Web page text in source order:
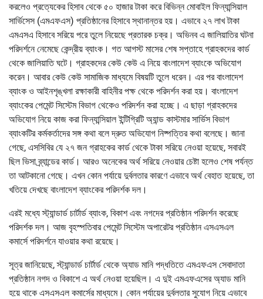
করলেও প্রত্যেকের হিসাব থেকে ৫০ হাজার টাকা করে বিভিন্ন মোবাইল ফিন্যান্সিয়াল
সার্ভিসেস (এমএফএস) প্রতিষ্ঠানের হিসাবে স্থানান্তর হয়। এভাবে ২৭ লাখ টাকা
এমএসএ হিসাবে সরিয়ে পরে তুলে নিয়েছে প্রতারক চক্র। অভিনব এ জালিয়াতির ঘটনা
পরিদর্শনে নেমেছে কেন্দ্রীয় ব্যাংক। গত আগস্ট মাসের শেষ সপ্তাহে গ্রাহকদের কার্ড
থেকে জালিয়াতি ঘটে। গ্রাহকদের কেউ কেউ এ নিয়ে বাংলাদেশ ব্যাংকে অভিযোগ
করেন। আবার কেউ কেউ সামাজিক মাধ্যমে বিষয়টি তুলে ধরেন। এর পর বাংলাদেশ
ব্যাংক ও আইনশৃঙ্খলা রক্ষাকারী বাহিনীর পক্ষ থেকে পরিদর্শন করা হয়। বাংলাদেশ
ব্যাংকের পেমেন্ট সিস্টেম বিভাগ থেকেও পরিদর্শন করা হচ্ছে। এ ছাড়া গ্রাহকদের
অভিযোগ নিয়ে কাজ করা ফিন্যান্সিয়াল ইন্টিগ্রিটি অ্যান্ড কাস্টমার সার্ভিস বিভাগ
ব্যাংকটির কর্মকর্তাদের সঙ্গ কথা বলে দ্রুত অভিযোগ নিষ্পত্তির কথা বলেছে। জানা
গেছে, এসসিবির যে ২৭ জন গ্রাহকের কার্ড থেকে টাকা সরিয়ে নেওয়া হয়েছে, সবারই
ছিল ভিসা ব্র্যান্ডের কার্ড। আরও অনেকের অর্থ সরিয়ে নেওয়ার চেষ্টা হলেও শেষ পর্যন্ত
তা আটকানো গেছে। এখন কোন পর্যায়ে দুর্বলতার কারণে এভাবে অর্থ বেহাত হয়েছে, তা
খতিয়ে দেখছে বাংলাদেশ ব্যাংকের পরিদর্শক দল।
এরই মধ্যে স্ট্যান্ডার্ড চার্টার্ড ব্যাংক, বিকাশ এবং নগদের প্রতিষ্ঠান পরিদর্শন করেছে
পরিদর্শক দল। আজ বৃহস্পতিবার পেমেন্ট সিস্টেম অপারেটর প্রতিষ্ঠান এসএসএল
কমার্সে পরিদর্শনে যাওয়ার কথা রয়েছে।
সূত্র জানিয়েছে, স্ট্যান্ডার্ড চার্টার্ড থেকে অ্যাড মানি পদ্ধতিতে এমএফএস সেবাদাতা
প্রতিষ্ঠান নগদ ও বিকাশে এ অর্থ নেওয়া হয়েছিল। এ দুই এমএফএসের অ্যাড মানি
হয়ে থাকে এসএসএল কমার্সের মাধ্যমে। কোন পর্যায়ের দুর্বলতার সুযোগ নিয়ে এভাবে